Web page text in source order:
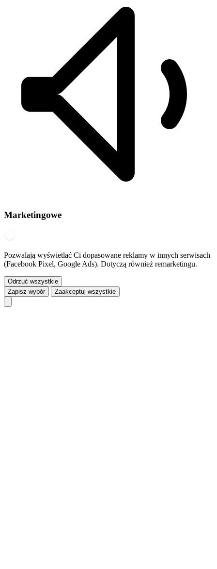
Marketingowe
Pozwalają wyświetlać Ci dopasowane reklamy w innych serwisach
(Facebook Pixel, Google Ads). Dotyczą również remarketingu.
Odrzuć wszystkie
Zapisz wybór
Zaakceptuj wszystkie